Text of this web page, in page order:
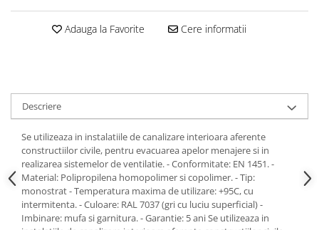
Adauga la Favorite Cere informatii
Descriere
Se utilizeaza in instalatiile de canalizare interioara aferente
constructiilor civile, pentru evacuarea apelor menajere si in
realizarea sistemelor de ventilatie. - Conformitate: EN 1451. -
Material: Polipropilena homopolimer si copolimer. - Tip:
monostrat - Temperatura maxima de utilizare: +95C, cu
intermitenta. - Culoare: RAL 7037 (gri cu luciu superficial) -
Imbinare: mufa si garnitura. - Garantie: 5 ani Se utilizeaza in